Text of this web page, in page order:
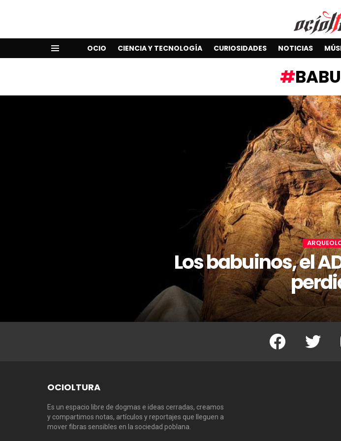
OCIO CIENCIA Y TECNOLOGÍA CURIOSIDADES NOTICIAS
Los babuinos, el
Facebook Twitter
OCIOLTURA
Es un espacio libre de dogmas e ideas cerradas, creamos
y compartimos notas, artículos y reportajes que lleguen a
mover fibras sensibles en la sociedad poblana.